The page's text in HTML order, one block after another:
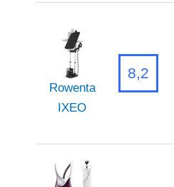
Rowenta
IXEO
8,2